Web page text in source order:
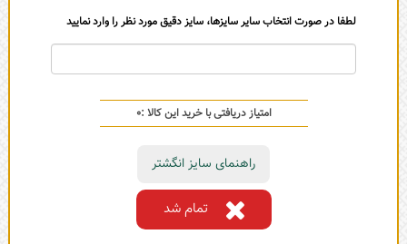
لطفا در صورت انتخاب سایر سایزها، سایز دقیق مورد نظر را وارد نمایید
امتیاز دریافتی با خرید این کالا :0
راهنمای سایز انگشتر
تمام شد